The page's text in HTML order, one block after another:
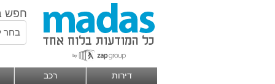
חפש
בחר
דירות רכב